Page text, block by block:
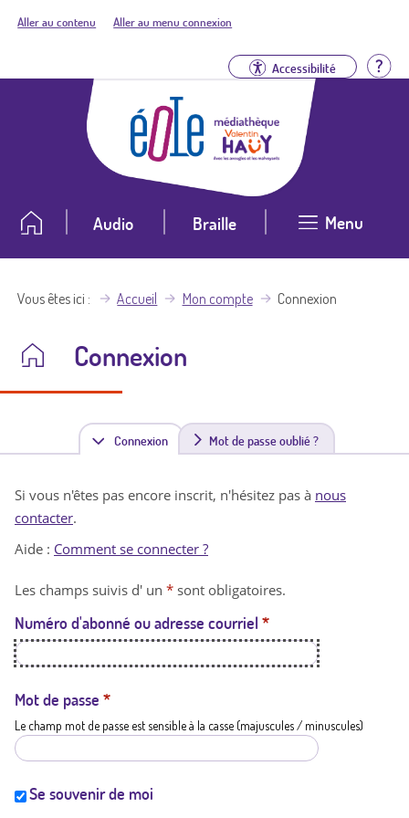
Aller au contenu Aller au menu connexion
Accessibilité
Audio Braille Menu
Vous êtes ici Accueil Mon compte Connexion
Connexion
Connexion(
n
t
a
t
i
Mot de passe oublié ?
Si vous n'êtes pas encore inscrit, n'hésitez pas à nous
contacter.
Aide : Comment se connecter ?
Les champs suivis d' un * sont obligatoires.
Numéro d'abonné ou adresse courriel *
Mot de passe *
Le champ mot de passe est sensible à la casse (majuscules / minuscules)
Se souvenir de moi